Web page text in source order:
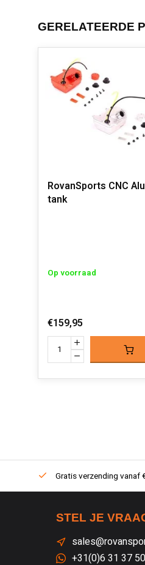
GERELATEERDE
RovanSports CNC
tank
Op voorraad
€159,95
Gratis verzending vanaf
STEL JE
+31(0)6 31 37